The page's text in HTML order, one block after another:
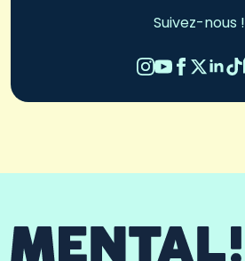
Suivez-nous !